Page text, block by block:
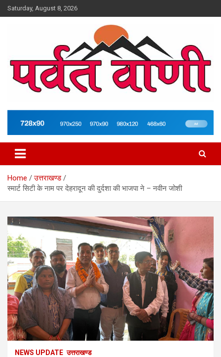
Skip
to
Saturday, August 8, 2026
Parvatvani.com
Home
उत्तराखण्ड
स्मार्ट सिटी के नाम पर देहरादून की दुर्दशा की भाजपा ने – नवीन जोशी
NEWS UPDATE उत्तराखण्ड